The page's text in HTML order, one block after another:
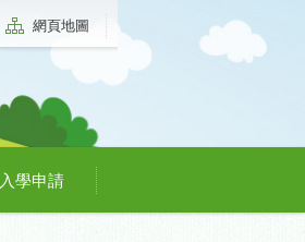
網頁地圖
入學申請